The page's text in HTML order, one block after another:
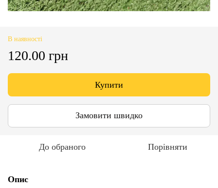
В наявності
120.00 грн
Купити
Замовити швидко
До обраного Порівняти
Опис